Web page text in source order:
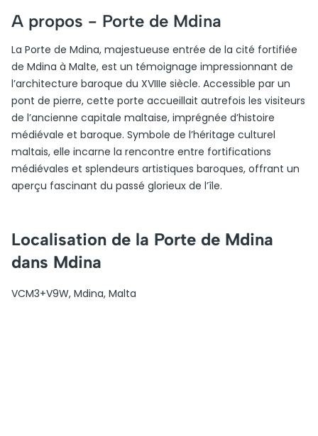
A propos - Porte de Mdina
La Porte de Mdina, majestueuse entrée de la cité fortifiée
de Mdina à Malte, est un témoignage impressionnant de
l’architecture baroque du XVIIIe siècle. Accessible par un
pont de pierre, cette porte accueillait autrefois les visiteurs
de l’ancienne capitale maltaise, imprégnée d’histoire
médiévale et baroque. Symbole de l’héritage culturel
maltais, elle incarne la rencontre entre fortifications
médiévales et splendeurs artistiques baroques, offrant un
aperçu fascinant du passé glorieux de l’île.
Localisation de la Porte de Mdina
dans Mdina
VCM3+V9W, Mdina, Malta